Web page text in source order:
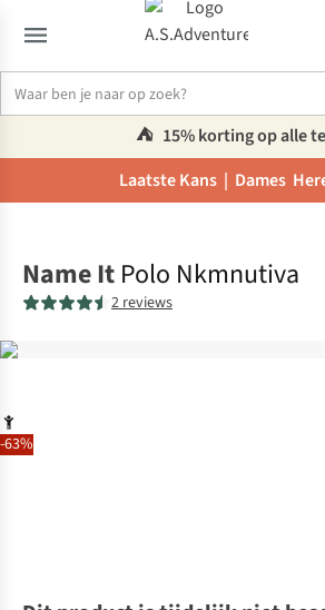
⛺️ 15% korting op alle
Laatste Kans | Dames
-63%
Name It Polo Nkmnutiva
2 reviews